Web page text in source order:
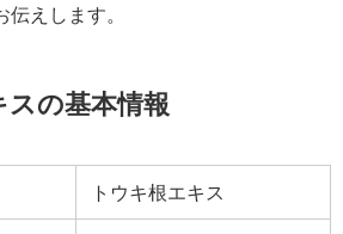
えします。
スの基本情報
トウキ根エキス